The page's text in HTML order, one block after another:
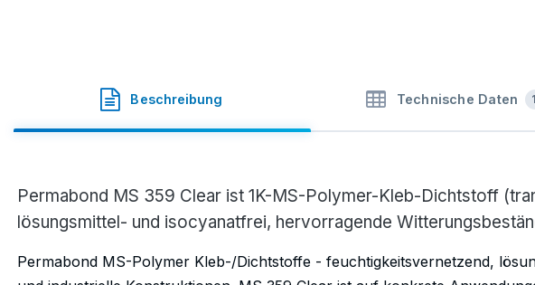
Beschreibung Technische Daten
Permabond MS 359 Clear ist 1K-MS-Polymer-Kleb-Dichtstoff
lösungsmittel- und isocyanatfrei, hervorragende
Permabond MS-Polymer Kleb-/Dichtstoffe - feuchtigkeitsvernetzend,